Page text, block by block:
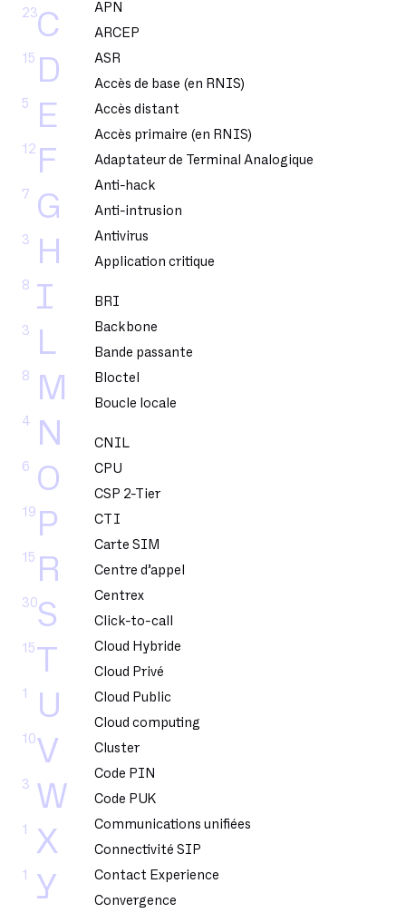
C
23
D
15
E
5
F
12
G
7
H
3
I
8
L
3
M
8
N
4
O
6
P
19
R
15
S
30
T
15
U
1
V
10
W
3
X
1
Y
1
APN
ARCEP
ASR
Accès de base (en RNIS)
Accès distant
Accès primaire (en RNIS)
Adaptateur de Terminal Analogique
Anti-hack
Anti-intrusion
Antivirus
Application critique
BRI
Backbone
Bande passante
Bloctel
Boucle locale
CNIL
CPU
CSP 2-Tier
CTI
Carte SIM
Centre d’appel
Centrex
Click-to-call
Cloud Hybride
Cloud Privé
Cloud Public
Cloud computing
Cluster
Code PIN
Code PUK
Communications unifiées
Connectivité SIP
Contact Experience
Convergence